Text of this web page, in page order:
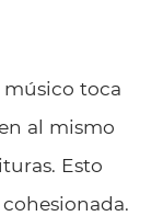
toca
al mismo
Esto